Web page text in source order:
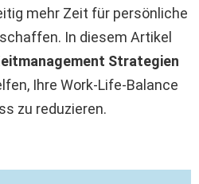
mehr Zeit für persönliche
In diesem Artikel
Strategien
Ihre Work-Life-Balance
zu reduzieren.